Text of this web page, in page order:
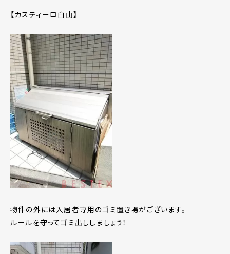
【カスティーロ白山】
物件の外には入居者専用のゴミ置き場がございます。
ルールを守ってゴミ出ししましょう！